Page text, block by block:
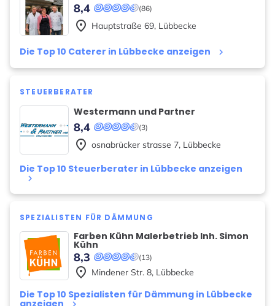
(86)
8,4
Die Top 10 Caterer in Lübbecke anzeigen keyboard_arrow_right
place Hauptstraße 69, Lübbecke
STEUERBERATER
Westermann und Partner
(3)
8,4
Die Top 10 Steuerberater in Lübbecke anzeigen
keyboard_arrow_right
place osnabrücker strasse 7, Lübbecke
SPEZIALISTEN FÜR DÄMMUNG
Farben Kühn Malerbetrieb Inh. Simon
Kühn
(13)
8,3
Die Top 10 Spezialisten für Dämmung in Lübbecke
anzeigen
place Mindener Str. 8, Lübbecke